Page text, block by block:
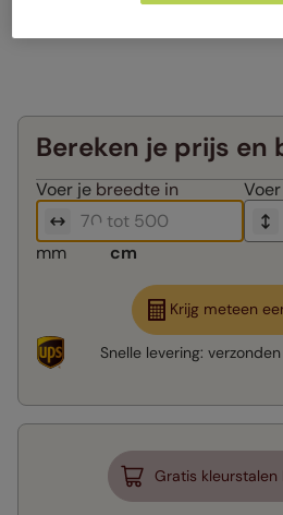
Bereken je prijs en
Voer je breedte in
mm cm
Krijg meteen
Snelle levering:
Gratis kleurstalen